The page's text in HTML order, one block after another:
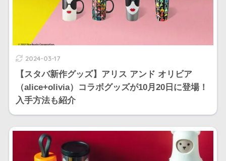
2024-03-17
【スタバ新作グッズ】アリス アンド オリビア
（alice+olivia）コラボグッズが10月20日に登場！
入手方法も紹介